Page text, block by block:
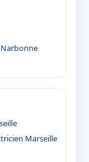
Narbonne
Marseille